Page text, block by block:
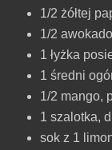
1/2 żółtej
1/2
1 łyżka
1 średni
1/2 mango,
1 szalotka,
sok z 1